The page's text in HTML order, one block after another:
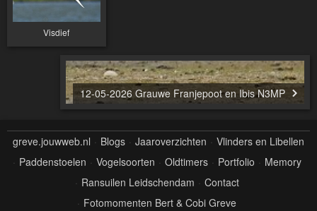
Visdief
12-05-2026 Grauwe Franjepoot en Ibis N3MP
greve.jouwweb.nl Blogs Jaaroverzichten
Vlinders en Libellen
Paddenstoelen
Vogelsoorten Oldtimers Portfolio
Memory
Ransuilen Leidschendam
Contact
Fotomomenten Bert & Cobi Greve